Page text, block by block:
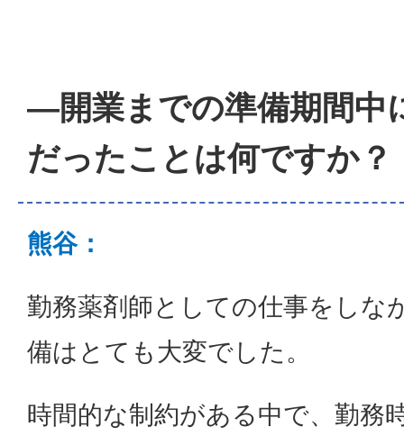
―開業までの準備期間中
だったことは何ですか？
熊谷：
勤務薬剤師としての仕事をしな
備はとても大変でした。
時間的な制約がある中で、勤務